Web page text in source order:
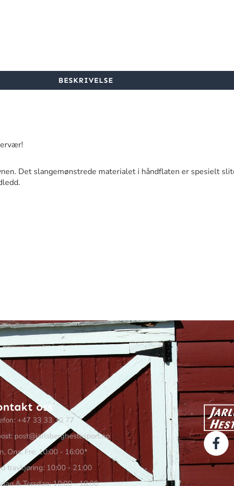
BESKRIVELSE
Det slangemønstrede materialet i håndflaten er spesielt
oss
+47 33 33 30 77
post@jarlsberghestesport.no
Ons, Fre: 10:00 - 16:00*
travkjøring: 10:00 - 21:00
& Torsdag: 10:00 - 18:00